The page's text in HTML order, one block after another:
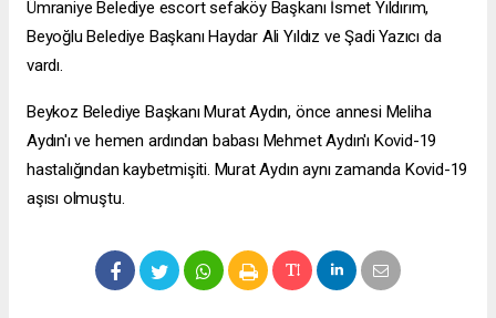
Ümraniye Belediye escort sefaköyBaşkanı İsmet Yıldırım,
Beyoğlu Belediye Başkanı Haydar Ali Yıldız ve Şadi Yazıcı da
vardı.
Beykoz Belediye Başkanı Murat Aydın, önce annesi Meliha
Aydın'ı ve hemen ardından babası Mehmet Aydın'ı Kovid-19
hastalığından kaybetmişiti. Murat Aydın aynı zamanda Kovid-19
aşısı olmuştu.